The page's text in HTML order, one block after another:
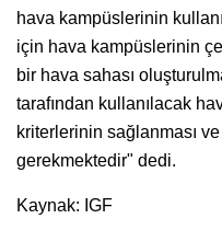
hava kampüslerinin
için hava kampüslerinin
bir hava sahası
tarafından kullanılacak
kriterlerinin sağlanması
gerekmektedir" dedi.
Kaynak: IGF